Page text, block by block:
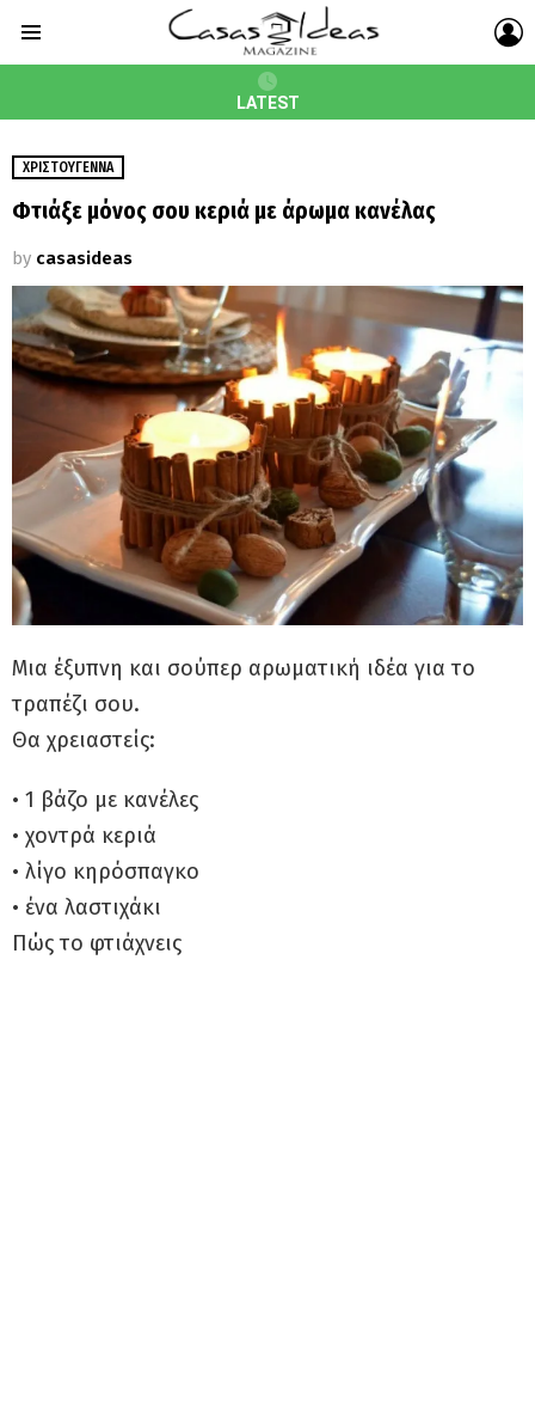
LATEST
ΧΡΙΣΤΟΎΓΕΝΝΑ
Φτιάξε μόνος σου κεριά με άρωμα κανέλας
by casasideas
Μια έξυπνη και σούπερ αρωματική ιδέα για το
τραπέζι σου.
Θα χρειαστείς:
• 1 βάζο με κανέλες
• χοντρά κεριά
• λίγο κηρόσπαγκο
• ένα λαστιχάκι
Πώς το φτιάχνεις